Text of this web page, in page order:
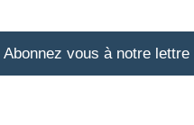
Abonnez vous à notre lettre